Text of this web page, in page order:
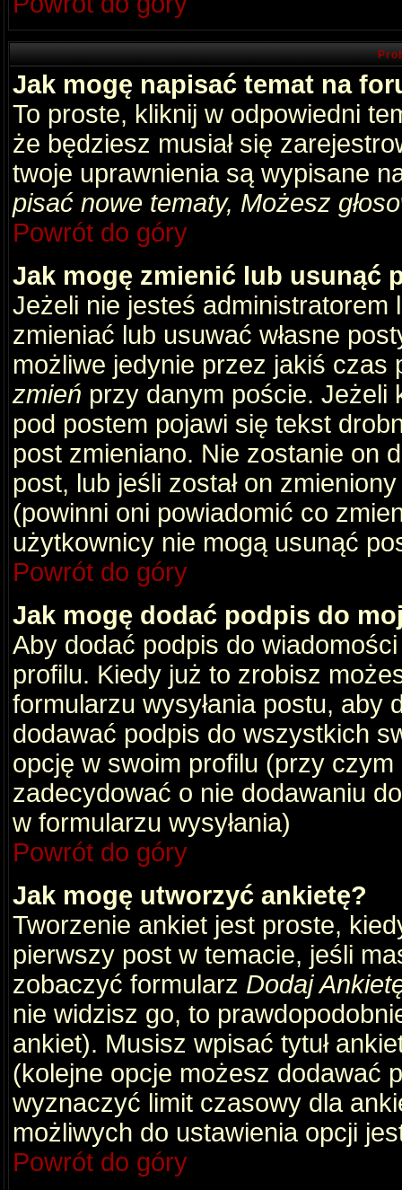
Jak mogę napisać temat na
To proste, kliknij w odpowiedni
że będziesz musiał się
twoje uprawnienia są wypisane
pisać nowe tematy, Możesz
Powrót do góry
Jak mogę zmienić lub usunąć
Jeżeli nie jesteś
zmieniać lub usuwać własne
możliwe jedynie przez jakiś
zmień przy danym poście. Jeżeli
pod postem pojawi się tekst
post zmieniano. Nie zostanie on
post, lub jeśli został on
(powinni oni powiadomić co
użytkownicy nie mogą usunąć
Powrót do góry
Jak mogę dodać podpis do
Aby dodać podpis do
profilu. Kiedy już to zrobisz
formularzu wysyłania postu,
dodawać podpis do wszystkich
opcję w swoim profilu (przy
zadecydować o nie dodawaniu
w formularzu wysyłania)
Powrót do góry
Jak mogę utworzyć ankietę?
Tworzenie ankiet jest proste,
pierwszy post w temacie, jeśli
zobaczyć formularz Dodaj
nie widzisz go, to
ankiet). Musisz wpisać tytuł
(kolejne opcje możesz dodawać
wyznaczyć limit czasowy dla
możliwych do ustawienia opcji
Powrót do góry